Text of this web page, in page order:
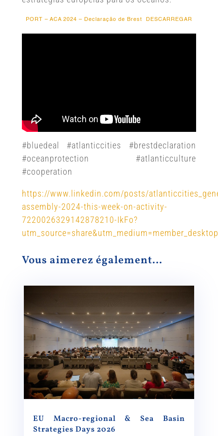
PORT – ACA 2024 – Declaração de Brest DESCARREGAR
#bluedeal #atlanticcities #brestdeclaration
#oceanprotection #atlanticculture
#cooperation
https://www.linkedin.com/posts/
assembly-2024-this-week-on-activity-
7220026329142878210-IkFo?
utm_source=share&utm_medium=member_desktop
Vous aimerez également…
EU Macro-regional & Sea Basin
Strategies Days 2026